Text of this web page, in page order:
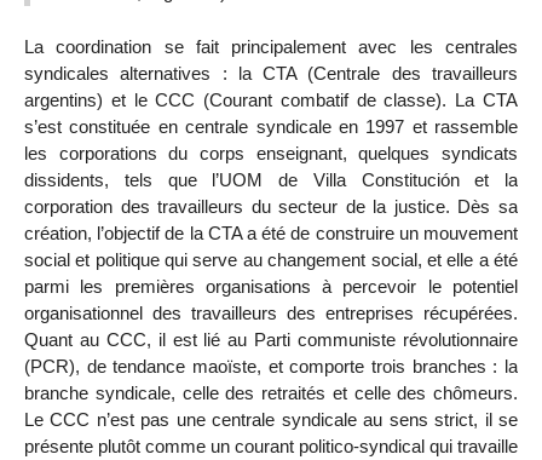
La coordination se fait principalement avec les centrales
syndicales alternatives : la CTA (Centrale des travailleurs
argentins) et le CCC (Courant combatif de classe). La CTA
s’est constituée en centrale syndicale en 1997 et rassemble
les corporations du corps enseignant, quelques syndicats
dissidents, tels que l’UOM de Villa Constitución et la
corporation des travailleurs du secteur de la justice. Dès sa
création, l’objectif de la CTA a été de construire un mouvement
social et politique qui serve au changement social, et elle a été
parmi les premières organisations à percevoir le potentiel
organisationnel des travailleurs des entreprises récupérées.
Quant au CCC, il est lié au Parti communiste révolutionnaire
(PCR), de tendance maoïste, et comporte trois branches : la
branche syndicale, celle des retraités et celle des chômeurs.
Le CCC n’est pas une centrale syndicale au sens strict, il se
présente plutôt comme un courant politico-syndical qui travaille